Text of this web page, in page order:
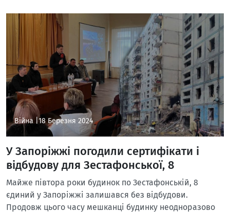
Війна |18 Березня 2024
У Запоріжжі погодили сертифікати і
відбудову для Зестафонської, 8
Майже півтора роки будинок по Зестафонській, 8
єдиний у Запоріжжі залишався без відбудови.
Продовж цього часу мешканці будинку неодноразово